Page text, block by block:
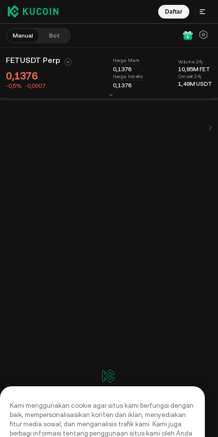
Daftar
Manual Bot
FETUSDT Perp
0,1376
-0,5% -0,0007
Harga Mark
0,1376
Harga Indeks
0,1376
Volume 24j
10,85M FET
Omset 24j
1,49M USDT
Kedalaman Pasar
Kami menggunakan cookie agar situs kami berfungsi dengan
baik, mempersonalisasikan konten dan iklan, menyediakan
fitur media sosial, dan menganalisis trafik kami. Kami juga
berbagi informasi tentang penggunaan situs kami oleh Anda